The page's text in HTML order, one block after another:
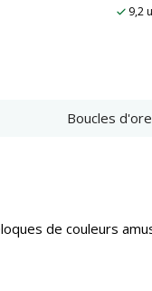
9,2
Boucles